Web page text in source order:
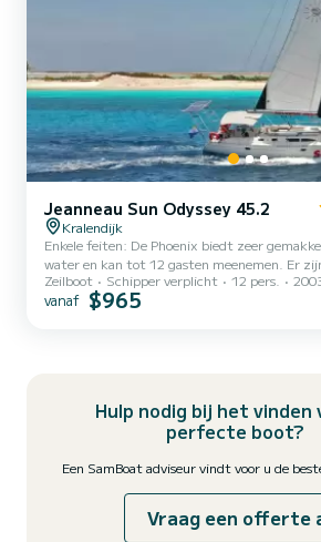
Jeanneau Sun Odyssey 45.2
Kralendijk
Enkele feiten: De Phoenix biedt zeer gemakkelijke toegang tot het
water en kan tot 12 gasten meenemen. Er zijn 8 overdekte
zitplaatsen onder de bimini en 2 zitzakken op de
heeft een groot koelsysteem voor ijskoude
Zeilboot Schipper verplicht 12 pers.
vanaf $965
Hulp nodig bij het vinden
perfecte boot?
Een SamBoat adviseur vindt voor u de
Vraag een offerte